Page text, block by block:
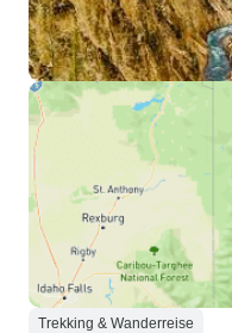
Trekking & Wanderreise